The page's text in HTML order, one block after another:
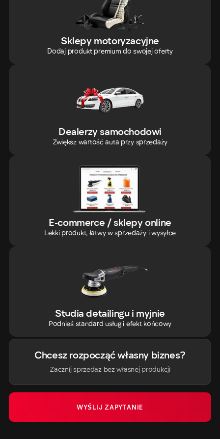
Sklepy motoryzacyjne
Dodaj produkt premium do swojej oferty
Dealerzy samochodowi
Zwiększ wartość auta przy sprzedaży
E-commerce / sklepy online
Lekki produkt, łatwy w sprzedaży i wysyłce
Studia detailingu i myjnie
Podnieś standard usług i efekt końcowy
Chcesz rozpocząć własny biznes?
Zacznij sprzedaż bez własnej produkcji
WYŚLIJ ZAPYTANIE